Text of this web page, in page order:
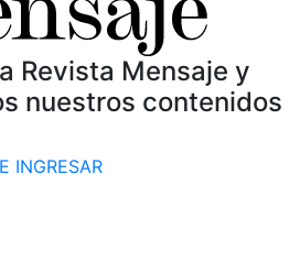
Revista Mensaje y
nuestros contenidos
INGRESAR